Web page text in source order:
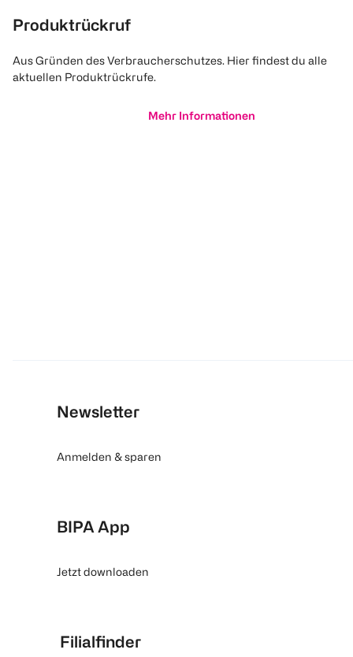
Produktrückruf
Aus Gründen des Verbraucherschutzes. Hier findest du alle
aktuellen Produktrückrufe.
Mehr Informationen
Newsletter
Anmelden & sparen
BIPA App
Jetzt downloaden
Filialfinder